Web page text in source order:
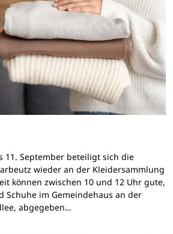
11. September beteiligt sich die
wieder an der Kleidersammlung
können zwischen 10 und 12 Uhr gute,
Schuhe im Gemeindehaus an der
abgegeben…